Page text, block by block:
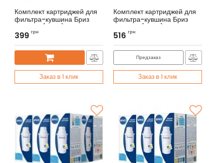
Комплект картриджей для
фильтра-кувшина Бриз
Классик (3 шт.)
Артикул:
399 грн
Заказ в 1 клик
Комплект картриджей для
фильтра-кувшина Бриз
Классик (4 шт.)
Артикул:
516 грн
Предзаказ
Заказ в 1 клик